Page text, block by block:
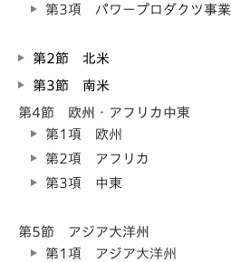
第3項 パワープロダクツ事業
第2節 北米
第3節 南米
第4節 欧州・アフリカ中東
第1項 欧州
第2項 アフリカ
第3項 中東
第5節 アジア大洋州
第1項 アジア大洋州